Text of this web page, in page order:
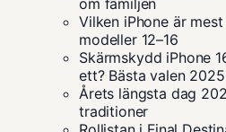
om familjen
Vilken iPhone är
modeller 12–16
Skärmskydd iPhone
ett? Bästa valen 2025
Årets längsta dag
traditioner